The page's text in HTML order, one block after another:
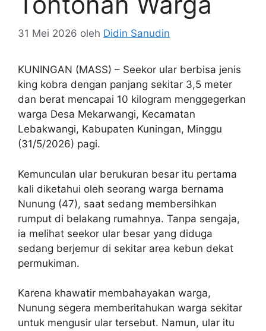
31 Mei 2026 oleh Didin Sanudin
KUNINGAN (MASS) – Seekor ular berbisa jenis
king kobra dengan panjang sekitar 3,5 meter
dan berat mencapai 10 kilogram menggegerkan
warga Desa Mekarwangi, Kecamatan
Lebakwangi, Kabupaten Kuningan, Minggu
(31/5/2026) pagi.
Kemunculan ular berukuran besar itu pertama
kali diketahui oleh seorang warga bernama
Nunung (47), saat sedang membersihkan
rumput di belakang rumahnya. Tanpa sengaja,
ia melihat seekor ular besar yang diduga
sedang berjemur di sekitar area kebun dekat
permukiman.
Karena khawatir membahayakan warga,
Nunung segera memberitahukan warga sekitar
untuk mengusir ular tersebut. Namun, ular itu